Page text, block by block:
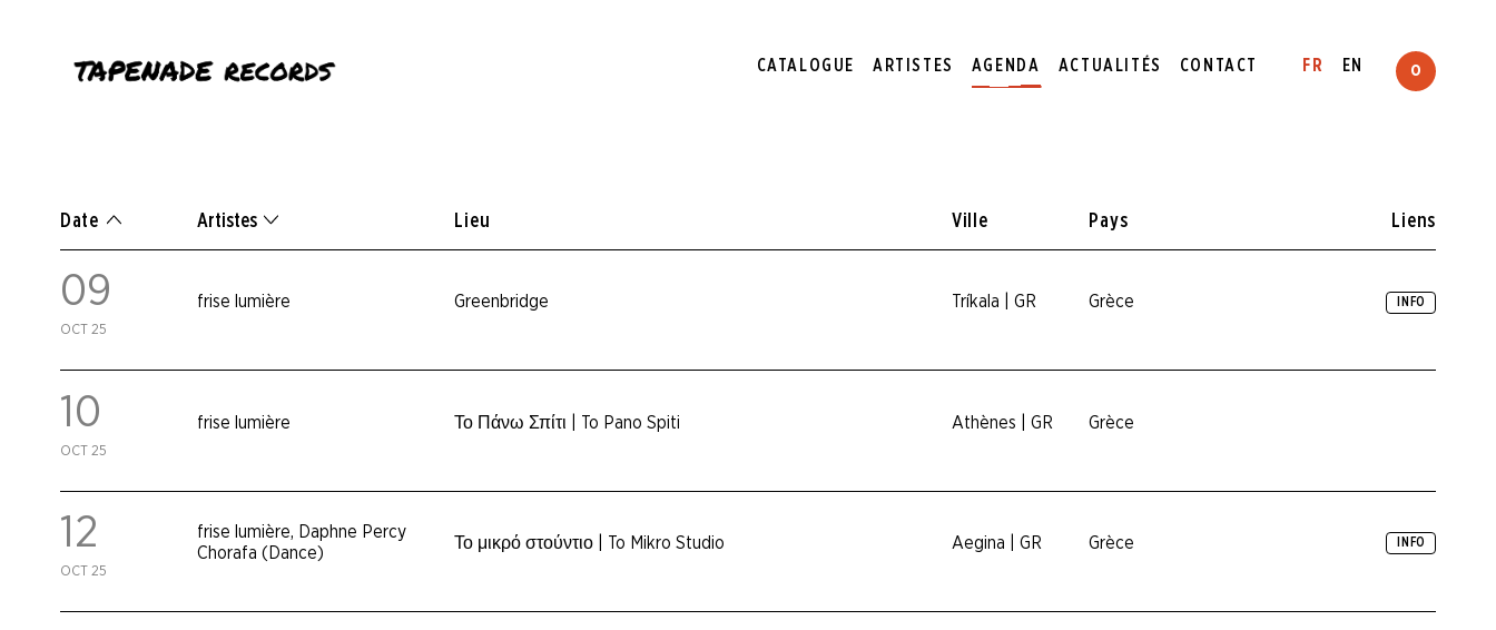
CATALOGUE ARTISTES AGENDA ACTUALITÉS CONTACT FR EN 0
Date Artistes Lieu Ville Pays Liens
09
OCT 25
frise lumière Greenbridge Tríkala | GR Grèce INFO
10
OCT 25
frise lumière Το Πάνω Σπίτι | To Pano Spiti Athènes | GR Grèce
12
OCT 25
frise lumière, Daphne Percy
Chorafa (Dance)
Το μικρό στούντιο | To Mikro Studio Aegina | GR Grèce INFO